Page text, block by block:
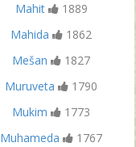
Mahit
1889
Mahida
1862
Mešan
1827
Muruveta
1790
Mukim
1773
Muhameda 1767